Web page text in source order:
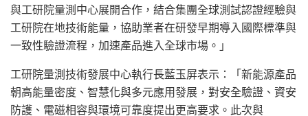
與工研院量測中心展開合作，結合集團全球測試認證經驗與
工研院在地技術能量，協助業者在研發早期導入國際標準與
一致性驗證流程，加速產品進入全球市場。」
工研院量測技術發展中心執行長藍玉屏表示：「新能源產品
朝高能量密度、智慧化與多元應用發展，對安全驗證、資安
防護、電磁相容與環境可靠度提出更高要求。此次與